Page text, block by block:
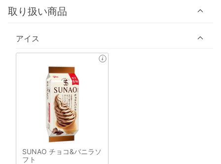
取り扱い商品
アイス
SUNAO チョコ&バニラソ
フト